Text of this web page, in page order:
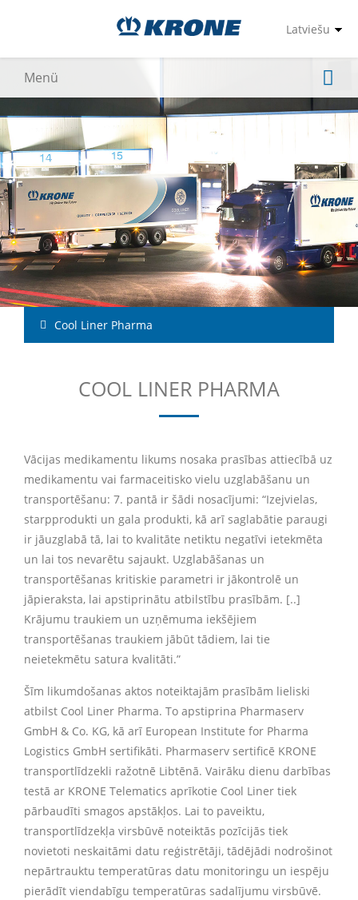
Cool Liner Pharma
COOL LINER PHARMA
Vācijas medikamentu likums nosaka prasības attiecībā uz
medikamentu vai farmaceitisko vielu uzglabāšanu un
transportēšanu: 7. pantā ir šādi nosacījumi: “Izejvielas,
starpprodukti un gala produkti, kā arī saglabātie paraugi
ir jāuzglabā tā, lai to kvalitāte netiktu negatīvi ietekmēta
un lai tos nevarētu sajaukt. Uzglabāšanas un
transportēšanas kritiskie parametri ir jākontrolē un
jāpieraksta, lai apstiprinātu atbilstību prasībām. [..]
Krājumu traukiem un uzņēmuma iekšējiem
transportēšanas traukiem jābūt tādiem, lai tie
neietekmētu satura kvalitāti.”
Šīm likumdošanas aktos noteiktajām prasībām lieliski
atbilst Cool Liner Pharma. To apstiprina Pharmaserv
GmbH & Co. KG, kā arī European Institute for Pharma
Logistics GmbH sertifikāti. Pharmaserv sertificē KRONE
transportlīdzekli ražotnē Libtēnā. Vairāku dienu darbības
testā ar KRONE Telematics aprīkotie Cool Liner tiek
pārbaudīti smagos apstākļos. Lai to paveiktu,
transportlīdzekļa virsbūvē noteiktās pozīcijās tiek
novietoti neskaitāmi datu reģistrētāji, tādējādi nodrošinot
nepārtrauktu temperatūras datu monitoringu un iespēju
pierādīt viendabīgu temperatūras sadalījumu virsbūvē.